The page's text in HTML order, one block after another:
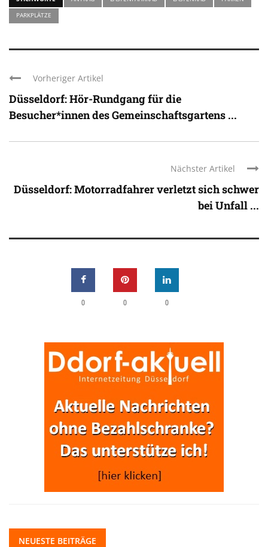
PARKPLÄTZE
Vorheriger Artikel
Düsseldorf: Hör-Rundgang für die
Besucher*innen des Gemeinschaftsgartens ...
Nächster Artikel
Düsseldorf: Motorradfahrer verletzt sich schwer
bei Unfall ...
0 0 0
NEUESTE BEITRÄGE